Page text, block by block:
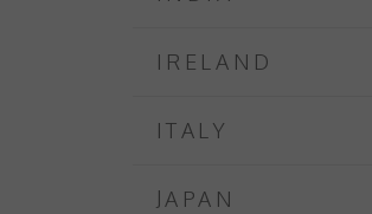
IRELAND
ITALY
JAPAN